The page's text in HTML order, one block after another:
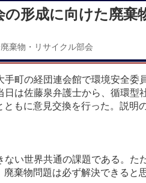
の形成に向けた廃棄
棄物・リサイクル部会
町の経団連会館で環境安全委
日は佐藤泉弁護士から、循環型
もに意見交換を行った。説明
ない世界共通の課題である。た
棄物問題は必ず解決できると思